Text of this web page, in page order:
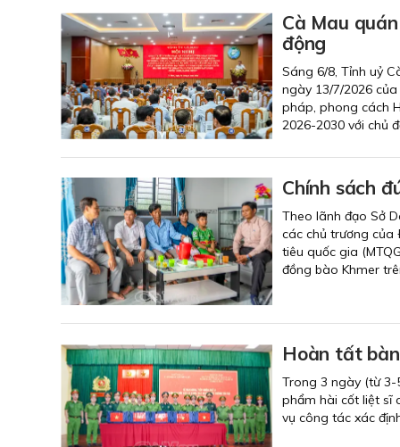
Cà Mau
động
Sáng 6/8, Tỉnh uỷ
ngày 13/7/2026
pháp, phong cách
2026-2030 với chủ
Chính sách
Theo lãnh đạo Sở
các chủ trương của
tiêu quốc gia
đồng bào Khmer
Hoàn tất
Trong 3 ngày (từ 3-
phẩm hài cốt liệt sĩ
vụ công tác xác